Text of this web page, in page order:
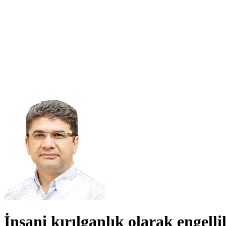
İnsani kırılganlık olarak